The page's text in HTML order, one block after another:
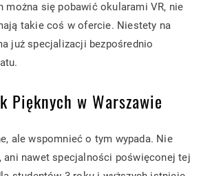
można się pobawić okularami VR, nie
takie coś w ofercie. Niestety na
już specjalizacji bezpośrednio
Pięknych w Warszawie
ale wspomnieć o tym wypada. Nie
ani nawet specjalności poświęconej tej